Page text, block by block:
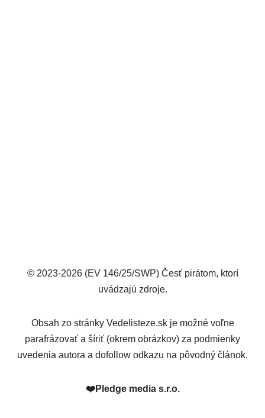
© 2023-2026 (EV 146/25/SWP) Česť pirátom, ktorí
uvádzajú zdroje.
Obsah zo stránky Vedelisteze.sk je možné voľne
parafrázovať a šíriť (okrem obrázkov) za podmienky
uvedenia autora a dofollow odkazu na pôvodný článok.
❤️Pledge media s.r.o.